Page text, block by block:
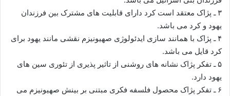
۳ ـ پژاک معتقد است کرد دارای قابلیت های مشترک بین فرزندان
یهود و کرد می باشد.
۴ ـ پژاک با همانند سازی ایدئولوژی صهیونیزم نقشی مانند یهود برای
کرد قایل می باشد.
۵ ـ تفکر پژاک نشانه های روشنی از تاثیر پذیری از تئوری سین های
یهود دارد.
۶ ـ تفکر پژاک محصول فلسفه فکری مبتنی بر بینش صهیونیزم می